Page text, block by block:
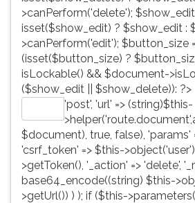
>canPerform('delete'); $show_edit
isset($show_edit) ? $show_edit :
>canPerform('edit'); $button_size
(isset($button_size) ?
isLockable() && $document-
($show_edit || $show_delete)): ?>
'post', 'url' => (string)$this-
$document), true, false), 'params'
'csrf_token' => $this-
>getToken(), '_action' => 'delete',
base64_encode((string) $this-
>getUrl()) ) ); if ($this-